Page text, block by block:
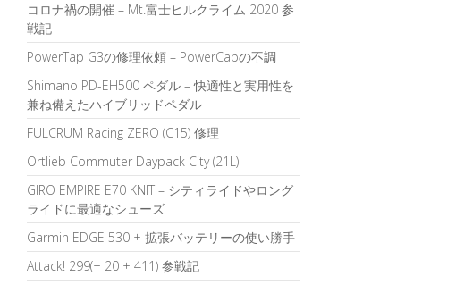
コロナ禍の開催 – Mt.富士ヒルクライム 2020 参
戦記
PowerTap G3の修理依頼 – PowerCapの不調
Shimano PD-EH500 ペダル – 快適性と実用性を
兼ね備えたハイブリッドペダル
FULCRUM Racing ZERO (C15) 修理
Ortlieb Commuter Daypack City (21L)
GIRO EMPIRE E70 KNIT – シティライドやロング
ライドに最適なシューズ
Garmin EDGE 530 + 拡張バッテリーの使い勝手
Attack! 299(+ 20 + 411) 参戦記